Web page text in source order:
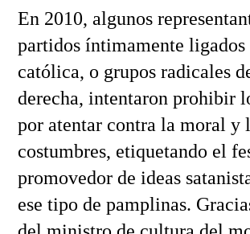
En 2010, algunos
partidos íntimamente ligados
católica, o grupos radicales
derecha, intentaron prohibir
por atentar contra la moral y
costumbres, etiquetando el
promovedor de ideas
ese tipo de pamplinas.